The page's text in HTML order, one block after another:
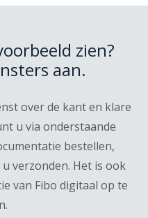
zien?
aan.
over de kant en klare
u via onderstaande
bestellen,
verzonden. Het is ook
van Fibo digitaal op te